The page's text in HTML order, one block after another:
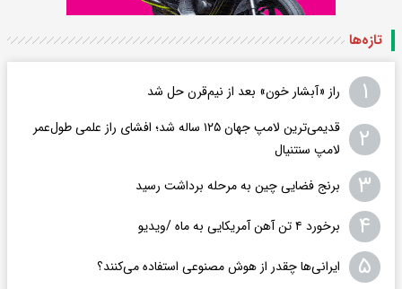
تازه‌ها
۱ راز «آبشار خون» بعد از نیم‌قرن حل شد
۲
قدیمی‌ترین لامپ جهان ۱۲۵ ساله شد؛ افشای راز علمی طول‌عمر
لامپ سنتنیال
۳ برنج فضایی چین به مرحله برداشت رسید
۴ برخورد ۴ تن آهن آمریکایی به ماه /ویدیو
۵ ایرانی‌ها چقدر از هوش مصنوعی استفاده می‌کنند؟